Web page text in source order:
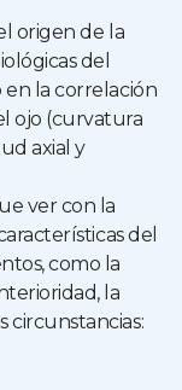
origen de la
del
la correlación
ojo (curvatura
axial y
ver con la
del
como la
la
circunstancias: